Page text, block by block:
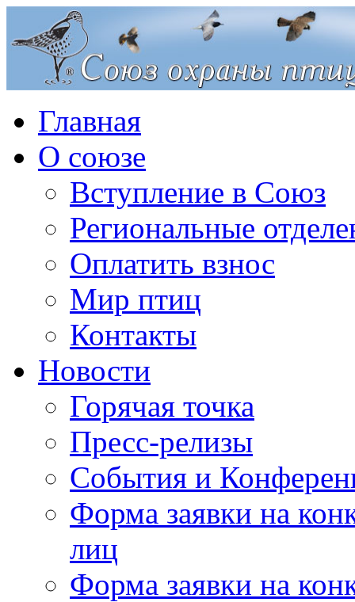
Главная
О союзе
Вступление в Союз
Региональные
Оплатить взнос
Мир птиц
Контакты
Новости
Горячая точка
Пресс-релизы
События и
Форма заявки на
лиц
Форма заявки на